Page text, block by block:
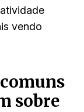
vendo
sobre